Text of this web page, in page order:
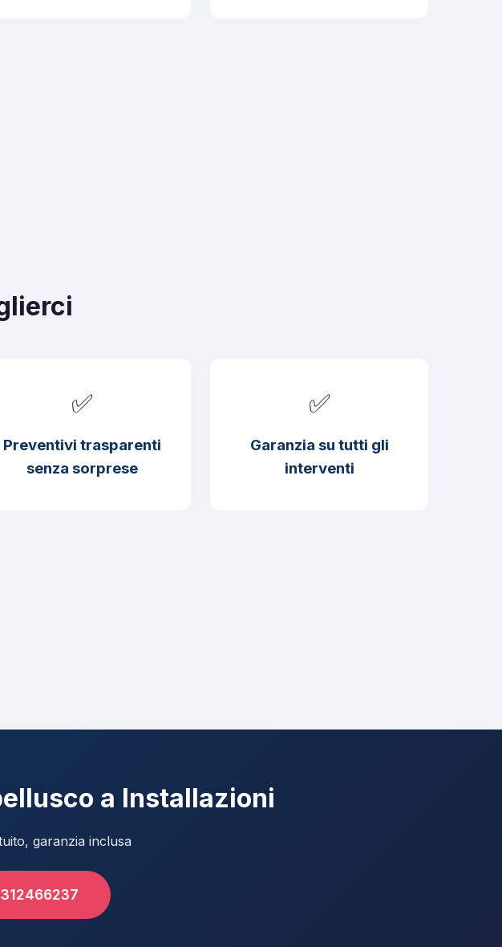
✅
Preventivi trasparenti
senza sorprese
✅
Garanzia su tutti gli
interventi
a Installazioni
garanzia inclusa